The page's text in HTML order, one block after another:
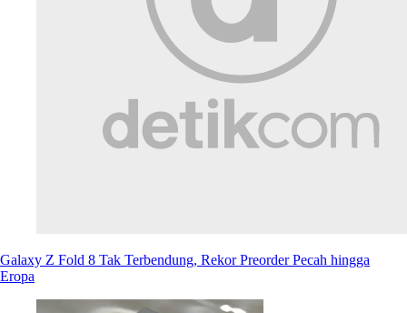
Galaxy Z Fold 8 Tak Terbendung, Rekor Preorder Pecah hingga
Eropa